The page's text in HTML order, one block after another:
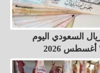
أسعار الريال السعودي اليوم